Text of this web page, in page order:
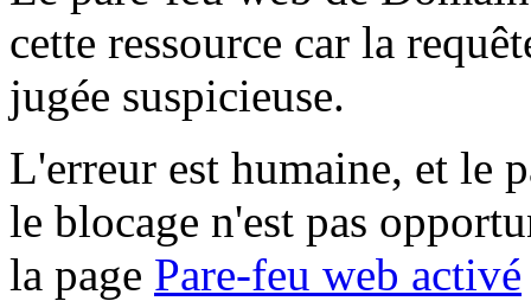
cette ressource car la
jugée suspicieuse.
L'erreur est humaine, et le
le blocage n'est pas
la page Pare-feu web activé